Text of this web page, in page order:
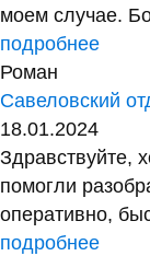
моем случае.
подробнее
Роман
Савеловский
18.01.2024
Здравствуйте,
помогли
оперативно,
подробнее